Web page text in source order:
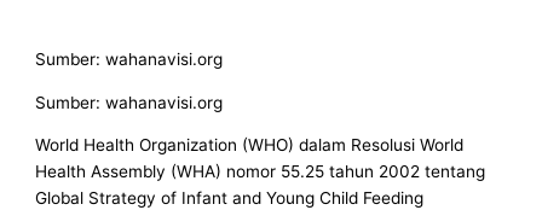
Sumber: wahanavisi.org
Sumber: wahanavisi.org
World Health Organization (WHO) dalam Resolusi World
Health Assembly (WHA) nomor 55.25 tahun 2002 tentang
Global Strategy of Infant and Young Child Feeding